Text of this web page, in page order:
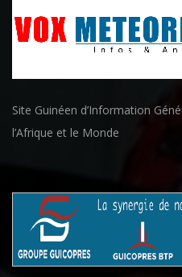
Site Guinéen d’Information
l’Afrique et le Monde